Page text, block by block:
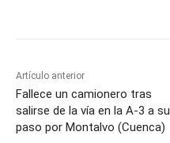
Artículo anterior
Fallece un camionero tras
salirse de la vía en la A-3 a su
paso por Montalvo (Cuenca)